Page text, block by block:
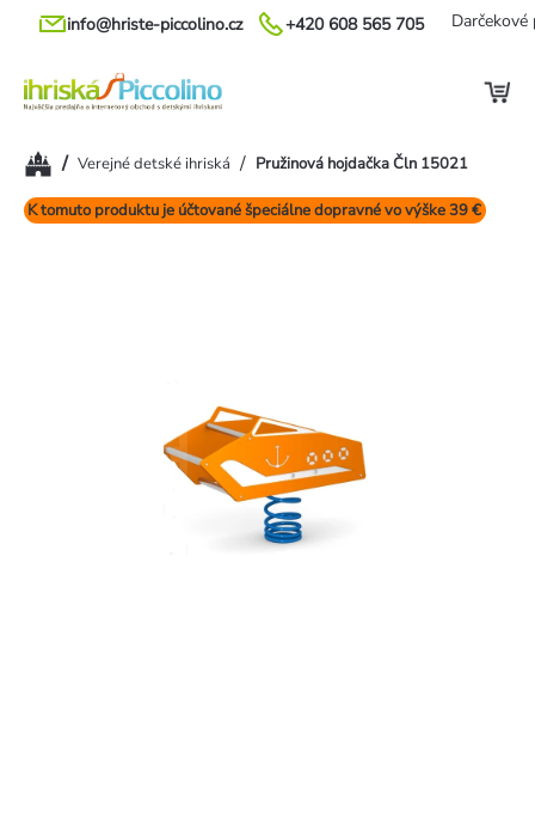
Prejsť
+420 608 565 705
info@hriste-piccolino.cz Darčekové
Domov
/ Verejné detské ihriská / Pružinová hojdačka Čln 15021
K tomuto produktu je účtované špeciálne dopravné vo výške 39 €